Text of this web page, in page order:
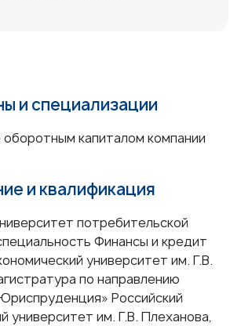
и специализации
оборотным капиталом компании
и квалификация
потребительской
Финансы и кредит
университет им. Г.В.
по направлению
Российский
университет им. Г.В. Плеханова,